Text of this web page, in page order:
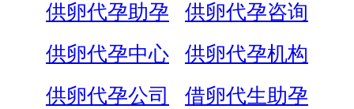
供卵代孕助孕
供卵代孕咨询
供卵代孕中心
供卵代孕机构
供卵代孕公司
借卵代生助孕